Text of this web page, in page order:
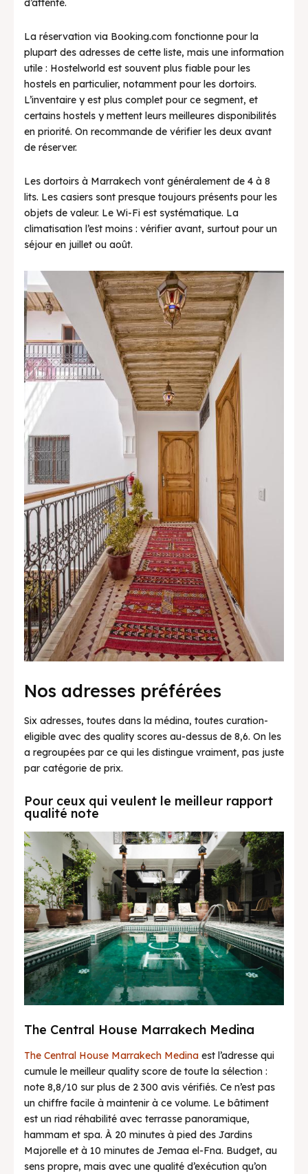
d’attente.
La réservation via Booking.com fonctionne pour la
plupart des adresses de cette liste, mais une information
utile : Hostelworld est souvent plus fiable pour les
hostels en particulier, notamment pour les dortoirs.
L’inventaire y est plus complet pour ce segment, et
certains hostels y mettent leurs meilleures disponibilités
en priorité. On recommande de vérifier les deux avant
de réserver.
Les dortoirs à Marrakech vont généralement de 4 à 8
lits. Les casiers sont presque toujours présents pour les
objets de valeur. Le Wi-Fi est systématique. La
climatisation l’est moins : vérifier avant, surtout pour un
séjour en juillet ou août.
Nos adresses préférées
Six adresses, toutes dans la médina, toutes curation-
eligible avec des quality scores au-dessus de 8,6. On les
a regroupées par ce qui les distingue vraiment, pas juste
par catégorie de prix.
Pour ceux qui veulent le meilleur rapport
qualité note
The Central House Marrakech Medina
The Central House Marrakech Medina est l’adresse qui
cumule le meilleur quality score de toute la sélection :
note 8,8/10 sur plus de 2 300 avis vérifiés. Ce n’est pas
un chiffre facile à maintenir à ce volume. Le bâtiment
est un riad réhabilité avec terrasse panoramique,
hammam et spa. À 20 minutes à pied des Jardins
Majorelle et à 10 minutes de Jemaa el-Fna. Budget, au
sens propre, mais avec une qualité d’exécution qu’on